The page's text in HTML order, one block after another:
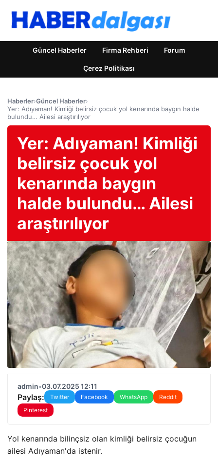
Güncel Haberler Firma Rehberi Forum
Çerez Politikası
Haberler›Güncel Haberler›
Yer: Adıyaman! Kimliği belirsiz çocuk yol kenarında baygın halde
bulundu… Ailesi araştırılıyor
Yer: Adıyaman! Kimliği
belirsiz çocuk yol
kenarında baygın
halde bulundu… Ailesi
araştırılıyor
admin•03.07.2025 12:11
Paylaş: Twitter Facebook WhatsApp
Reddit
Pinterest
Yol kenarında bilinçsiz olan kimliği belirsiz çocuğun
ailesi Adıyaman'da istenir.